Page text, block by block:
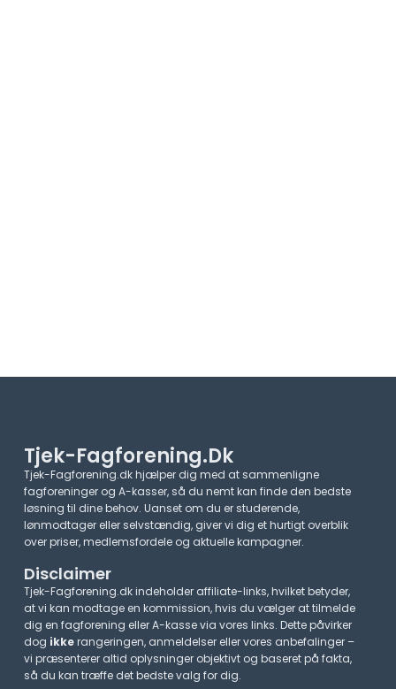
Tjek-Fagforening.dk
Tjek-Fagforening.dk hjælper dig med at sammenligne
fagforeninger og A-kasser, så du nemt kan finde den bedste
løsning til dine behov. Uanset om du er studerende,
lønmodtager eller selvstændig, giver vi dig et hurtigt overblik
over priser, medlemsfordele og aktuelle kampagner.​
Disclaimer
Tjek-Fagforening.dk indeholder affiliate-links, hvilket betyder,
at vi kan modtage en kommission, hvis du vælger at tilmelde
dig en fagforening eller A-kasse via vores links. Dette påvirker
dog ikkerangeringen, anmeldelser eller vores anbefalinger –
vi præsenterer altid oplysninger objektivt og baseret på fakta,
så du kan træffe det bedste valg for dig.